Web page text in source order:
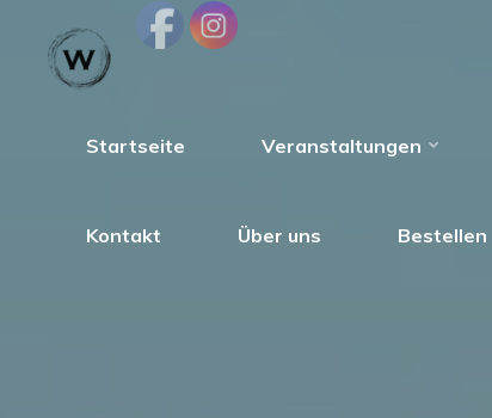
Inhalt
springen
Startseite Veranstaltungen
Kontakt Über uns Bestellen